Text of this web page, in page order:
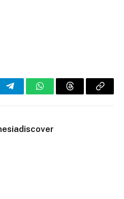
TelegramWhatsAppThreadsCopy